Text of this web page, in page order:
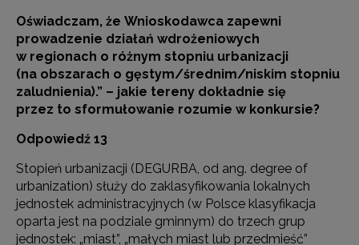
Oświadczam, że Wnioskodawca zapewni
prowadzenie działań wdrożeniowych
w regionach o różnym stopniu urbanizacji
(na obszarach o gęstym/średnim/niskim stopniu
zaludnienia).” – jakie tereny dokładnie się
przez to sformułowanie rozumie w konkursie?
Odpowiedź 13
Stopień urbanizacji (DEGURBA, od ang. degree of
urbanization) służy do zaklasyfikowania lokalnych
jednostek administracyjnych (w Polsce klasyfikacja
oparta jest na podziale gminnym) do trzech grup
jednostek: „miast”, „małych miast lub przedmieść”